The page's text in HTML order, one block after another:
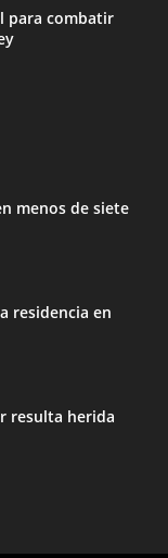
para combatir
menos de siete
residencia en
resulta herida